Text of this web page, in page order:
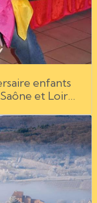
enfants
et Loire